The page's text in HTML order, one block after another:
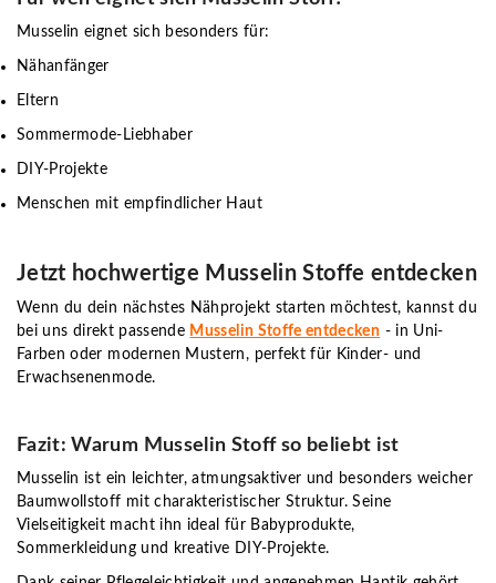
Musselin eignet sich besonders für:
Nähanfänger
Eltern
Sommermode-Liebhaber
DIY-Projekte
Menschen mit empfindlicher Haut
Jetzt hochwertige Musselin Stoffe entdecken
Wenn du dein nächstes Nähprojekt starten möchtest, kannst du
bei uns direkt passende Musselin Stoffe entdecken - in Uni-
Farben oder modernen Mustern, perfekt für Kinder- und
Erwachsenenmode.
Fazit: Warum Musselin Stoff so beliebt ist
Musselin ist ein leichter, atmungsaktiver und besonders weicher
Baumwollstoff mit charakteristischer Struktur. Seine
Vielseitigkeit macht ihn ideal für Babyprodukte,
Sommerkleidung und kreative DIY-Projekte.